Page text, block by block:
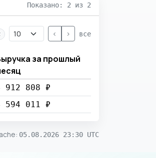
Показано: 2 из 2
< > все
за прошлый
912 808 ₽
594 011 ₽
: 05.08.2026 23:30 UTC